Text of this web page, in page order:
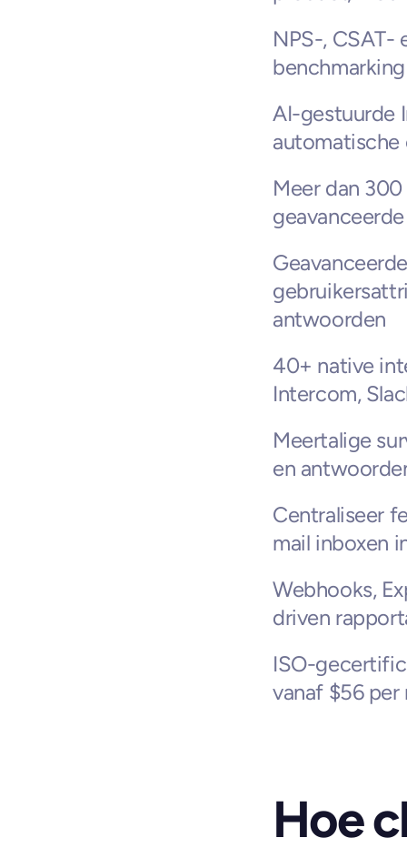
NPS-, CSAT-
AI-gestuurde
automatische
Meer dan
antwoorden
40+ native
Intercom,
Meertalige
en
Centraliseer
mail inboxen
Webhooks,
driven
ISO-
vanaf $56 per
Hoe